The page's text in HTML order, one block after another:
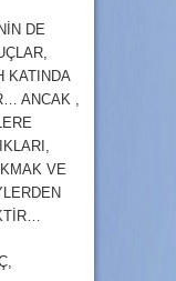
DE
KATINDA
ANCAK ,
VE